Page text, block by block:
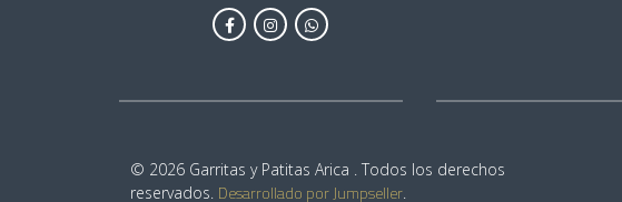
© 2026 Garritas y Patitas Arica . Todos los derechos
reservados. Desarrollado por Jumpseller.